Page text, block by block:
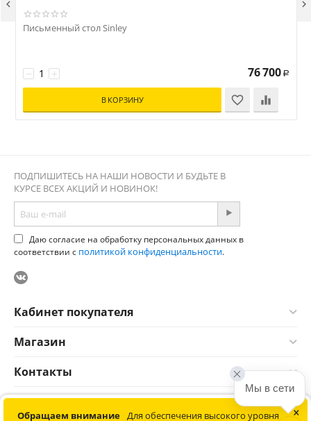
Письменный стол Sinley
+
− 76 700 Р
В КОРЗИНУ
 
ПОДПИШИТЕСЬ НА НАШИ НОВОСТИ И БУДЬТЕ В
КУРСЕ ВСЕХ АКЦИЙ И НОВИНОК!
Даю согласие на обработку персональных данных в
соответствии с политикой конфиденциальности.
Кабинет покупателя
Магазин
Контакты
© 2012-2026 Соната. Все права защищены. Информация сайта×
Обращаем внимание Для обеспечения высокого уровня
Мы в сети